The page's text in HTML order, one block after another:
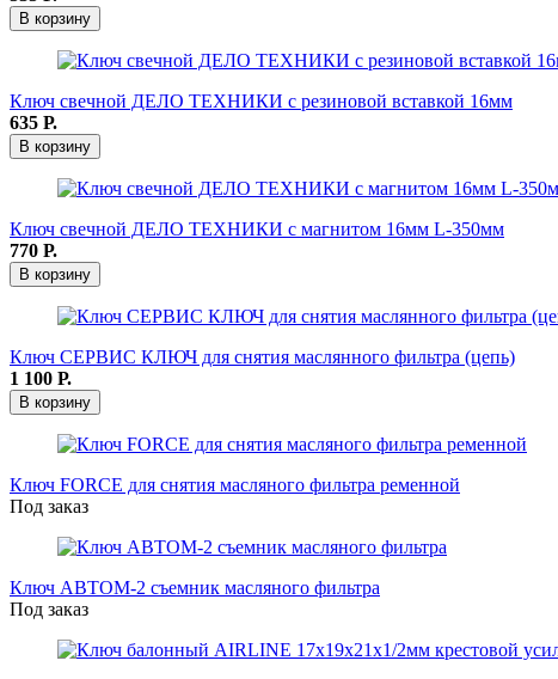
В корзину
Ключ свечной ДЕЛО ТЕХНИКИ с резиновой вставкой 16мм
635 Р.
В корзину
Ключ свечной ДЕЛО ТЕХНИКИ с магнитом 16мм L-350мм
770 Р.
В корзину
Ключ СЕРВИС КЛЮЧ для снятия маслянного фильтра (цепь)
1 100 Р.
В корзину
Ключ FORCE для снятия масляного фильтра ременной
Под заказ
Ключ АВТОМ-2 съемник масляного фильтра
Под заказ